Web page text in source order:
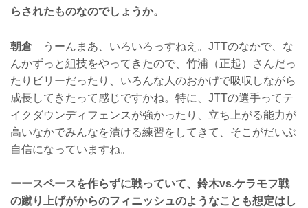
らされたものなのでしょうか。
朝倉うーんまあ、いろいろっすねえ。JTTのなかで、な
んかずっと組技をやってきたので、竹浦（正起）さんだっ
たりビリーだったり、いろんな人のおかげで吸収しながら
成長してきたって感じですかね。特に、JTTの選手ってテ
イクダウンディフェンスが強かったり、立ち上がる能力が
高いなかでみんなを漬ける練習をしてきて、そこがだいぶ
自信になっていますね。
ーースペースを作らずに戦っていて、鈴木vs.ケラモフ戦
の蹴り上げがからのフィニッシュのようなことも想定はし